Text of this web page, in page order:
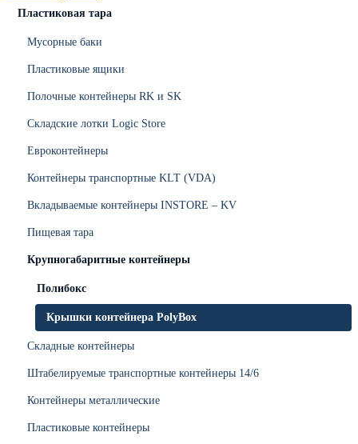
Пластиковая тара
Мусорные баки
Пластиковые ящики
Полочные контейнеры RK и SK
Складские лотки Logic Store
Евроконтейнеры
Контейнеры транспортные KLT (VDA)
Вкладываемые контейнеры INSTORE – KV
Пищевая тара
Крупногабаритные контейнеры
Полибокс
Крышки контейнера PolyBox
Складные контейнеры
Штабелируемые транспортные контейнеры 14/6
Контейнеры металлические
Пластиковые контейнеры